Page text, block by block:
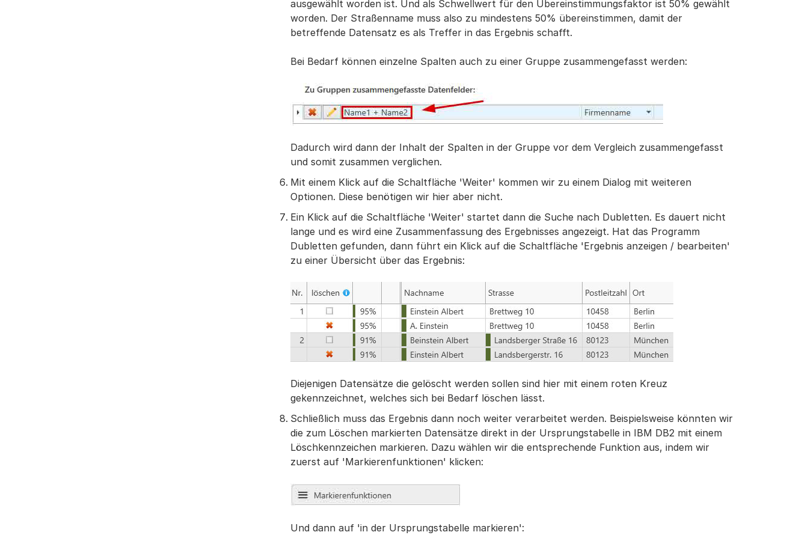
ausgewählt worden ist. Und als Schwellwert für den Übereinstimmungsfaktor ist 50% gewählt
worden. Der Straßenname muss also zu mindestens 50% übereinstimmen, damit der
betreffende Datensatz es als Treffer in das Ergebnis schafft.
Bei Bedarf können einzelne Spalten auch zu einer Gruppe zusammengefasst werden:
Dadurch wird dann der Inhalt der Spalten in der Gruppe vor dem Vergleich zusammengefasst
und somit zusammen verglichen.
Mit einem Klick auf die Schaltfläche 'Weiter' kommen wir zu einem Dialog mit weiteren
Optionen. Diese benötigen wir hier aber nicht.
Ein Klick auf die Schaltfläche 'Weiter' startet dann die Suche nach Dubletten. Es dauert nicht
lange und es wird eine Zusammenfassung des Ergebnisses angezeigt. Hat das Programm
Dubletten gefunden, dann führt ein Klick auf die Schaltfläche 'Ergebnis anzeigen / bearbeiten'
zu einer Übersicht über das Ergebnis:
Diejenigen Datensätze die gelöscht werden sollen sind hier mit einem roten Kreuz
gekennzeichnet, welches sich bei Bedarf löschen lässt.
Schließlich muss das Ergebnis dann noch weiter verarbeitet werden. Beispielsweise könnten wir
die zum Löschen markierten Datensätze direkt in der Ursprungstabelle in IBM DB2 mit einem
Löschkennzeichen markieren. Dazu wählen wir die entsprechende Funktion aus, indem wir
zuerst auf 'Markierenfunktionen' klicken:
Und dann auf 'in der Ursprungstabelle markieren':